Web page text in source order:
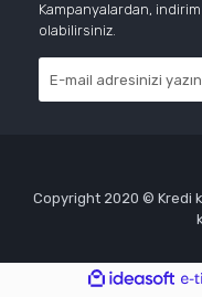
Kampanyalardan,
olabilirsiniz.
Copyright 2020 © Kredi